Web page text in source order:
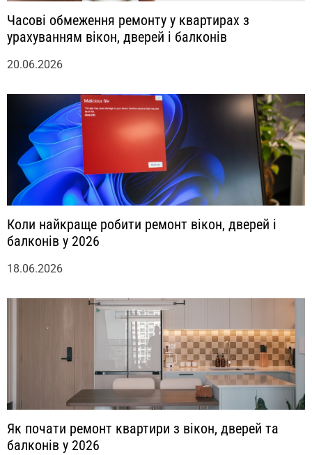
Часові обмеження ремонту у квартирах з
урахуванням вікон, дверей і балконів
20.06.2026
Коли найкраще робити ремонт вікон, дверей і
балконів у 2026
18.06.2026
Як почати ремонт квартири з вікон, дверей та
балконів у 2026